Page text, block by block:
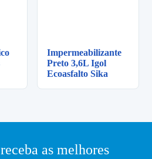
Impermeabilizante
Preto 3,6L Igol
Ecoasfalto Sika
as melhores